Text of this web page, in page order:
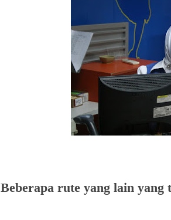
Beberapa rute yang lain yang